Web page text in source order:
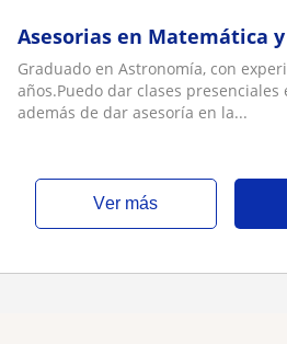
Asesorias en Matemática
Graduado en Astronomía, con
años.Puedo dar clases
además de dar asesoría en la...
ver más